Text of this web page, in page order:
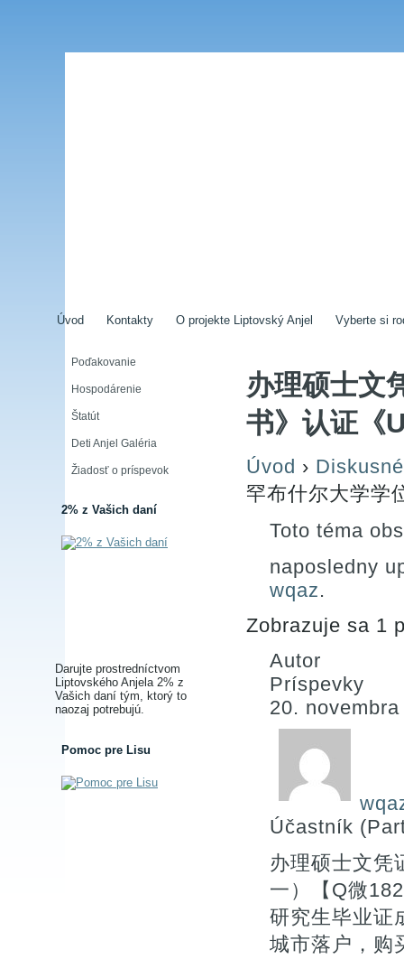
Úvod Kontakty O projekte Liptovský Anjel Vyberte si
Poďakovanie
Hospodárenie
Štatút
Deti Anjel Galéria
Žiadosť o príspevok
2% z Vašich daní
Darujte prostredníctvom
Liptovského Anjela 2% z
Vašich daní tým, ktorý to
naozaj potrebujú.
Pomoc pre Lisu
办理硕士文
书》认证《
Úvod ›
罕布什尔大学学
Toto téma
naposledny
wqaz.
Zobrazuje sa 1
Autor
Príspevky
20.
Účastník
办理硕士文凭
一）【Q微
研究生毕业证
城市落户，购